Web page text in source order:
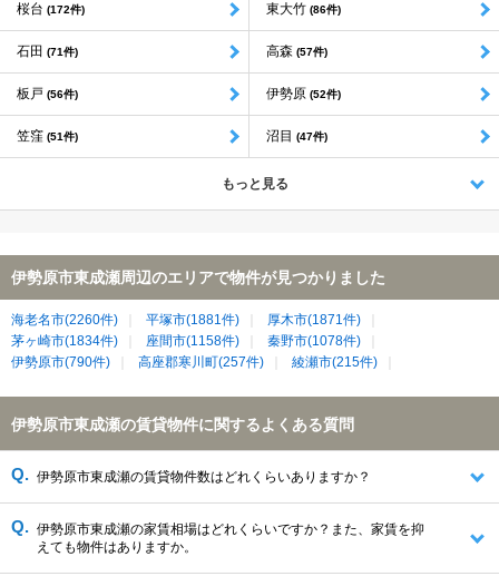
桜台 (172件) 東大竹 (86件)
石田 (71件) 高森 (57件)
板戸 (56件) 伊勢原 (52件)
笠窪 (51件) 沼目 (47件)
もっと見る
伊勢原市東成瀬周辺のエリアで物件が見つかりました
海老名市(2260件) 平塚市(1881件)
厚木市(1871件)
茅ヶ崎市(1834件)
座間市(1158件)
秦野市(1078件)
伊勢原市(790件)
高座郡寒川町(257件) 綾瀬市(215件)
伊勢原市東成瀬の賃貸物件に関するよくある質問
伊勢原市東成瀬の賃貸物件数はどれくらいありますか？
伊勢原市東成瀬の家賃相場はどれくらいですか？また、家賃を抑
えても物件はありますか。